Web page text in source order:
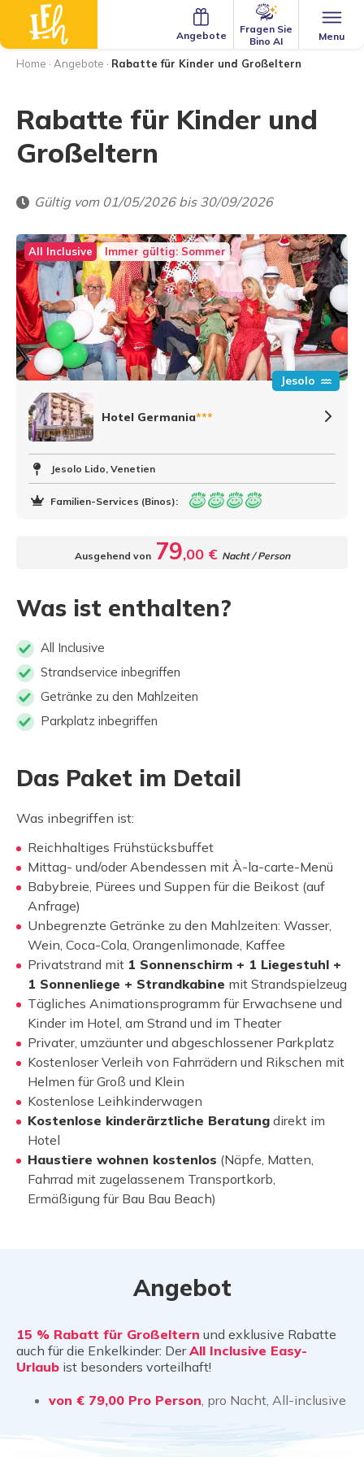
Menu
Fragen Sie
Bino AI
Angebote
Home · Angebote · Rabatte für Kinder und Großeltern
Rabatte für Kinder und
Großeltern
Gültig vom 01/05/2026 bis 30/09/2026
All Inclusive Immer gültig: Sommer
Jesolo
Hotel Germania***
Jesolo Lido, Venetien
Familien-Services (Binos):
Was ist enthalten?
All Inclusive
Strandservice inbegriffen
Getränke zu den Mahlzeiten
Parkplatz inbegriffen
Ausgehend von 79,00 € Nacht / Person
Das Paket im Detail
Was inbegriffen ist:
Reichhaltiges Frühstücksbuffet
Mittag- und/oder Abendessen mit À-la-carte-Menü
Babybreie, Pürees und Suppen für die Beikost (auf
Anfrage)
Unbegrenzte Getränke zu den Mahlzeiten: Wasser,
Wein, Coca-Cola, Orangenlimonade, Kaffee
Privatstrand mit 1 Sonnenschirm + 1 Liegestuhl +
1 Sonnenliege + Strandkabine mit Strandspielzeug
Tägliches Animationsprogramm für Erwachsene und
Kinder im Hotel, am Strand und im Theater
Privater, umzäunter und abgeschlossener Parkplatz
Kostenloser Verleih von Fahrrädern und Rikschen mit
Helmen für Groß und Klein
Kostenlose Leihkinderwagen
Kostenlose kinderärztliche Beratung direkt im
Hotel
Haustiere wohnen kostenlos (Näpfe, Matten,
Fahrrad mit zugelassenem Transportkorb,
Ermäßigung für Bau Bau Beach)
Angebot
15 % Rabatt für Großeltern und exklusive Rabatte
auch für die Enkelkinder: DerAll Inclusive Easy-
Urlaub ist besonders vorteilhaft!
von € 79,00 Pro Person, pro Nacht, All-inclusive